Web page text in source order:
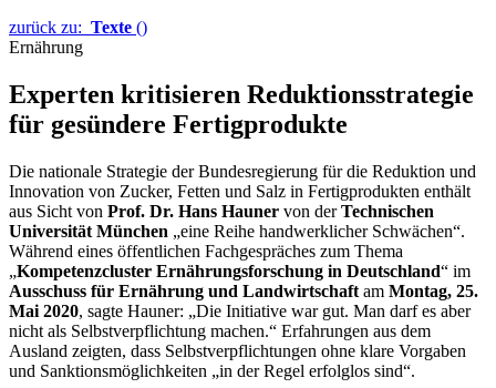
zurück zu: Texte ()
Ernährung
Experten kritisieren Re­duktions­strategie
für ge­sün­dere Fertig­produkte
Die nationale Strategie der Bundesregierung für die Reduktion und
Innovation von Zucker, Fetten und Salz in Fertigprodukten enthält
aus Sicht von Prof. Dr. Hans Hauner von derTechnischen
Universität München „eine Reihe handwerklicher Schwächen“.
Während eines öffentlichen Fachgespräches zum Thema
„Kompetenzcluster Ernährungsforschung in Deutschland“ im
Ausschuss für Ernährung und Landwirtschaft am Montag, 25.
Mai 2020, sagte Hauner: „Die Initiative war gut. Man darf es aber
nicht als Selbstverpflichtung machen.“ Erfahrungen aus dem
Ausland zeigten, dass Selbstverpflichtungen ohne klare Vorgaben
und Sanktionsmöglichkeiten „in der Regel erfolglos sind“.